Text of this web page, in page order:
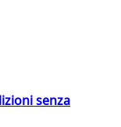
senza